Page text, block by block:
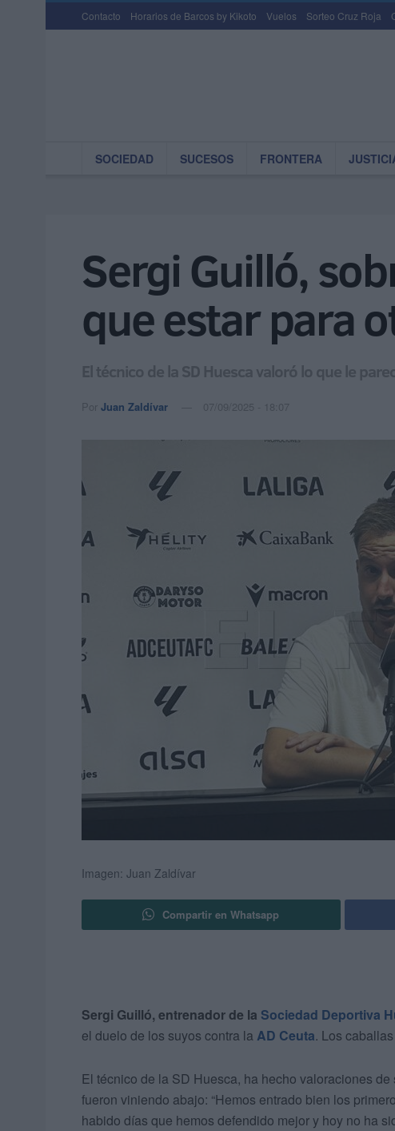
Contacto Horarios de Barcos by Kikoto Vuelos Sorteo Cruz Roja
SOCIEDAD SUCESOS FRONTERA
Sergi Guilló,
que estar para
El técnico de la SD Huesca valoró lo que le
Por Juan Zaldívar 07/09/2025 - 18:07
Imagen: Juan Zaldívar
Compartir en Whatsapp
Sergi Guilló, entrenador de la Sociedad Deportiva
el duelo de los suyos contra la AD Ceuta. Los
El técnico de la SD Huesca, ha hecho valoraciones
fueron viniendo abajo: “Hemos entrado bien los
habido días que hemos defendido mejor y hoy no ha